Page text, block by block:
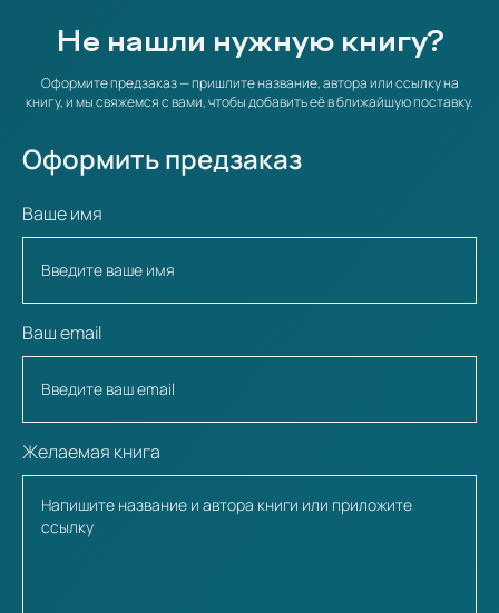
Не нашли нужную книгу?
Оформите предзаказ — пришлите название, автора или ссылку на
книгу, и мы свяжемся с вами, чтобы добавить её в ближайшую поставку.
Оформить предзаказ
Ваше имя
Ваш email
Желаемая книга